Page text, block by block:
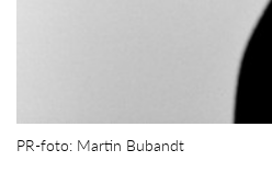
PR-foto: Martin Bubandt